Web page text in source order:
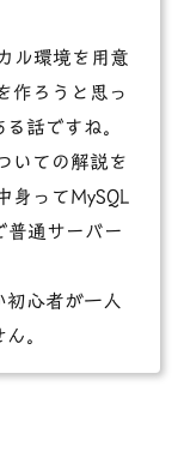
ル環境を用意
作ろうと思っ
話ですね。
いての解説を
身ってMySQL
普通サーバー
初心者が一人
。